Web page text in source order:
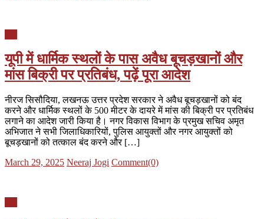
यूपी में धार्मिक स्थलों के पास अवैध बूचड़खानों और
मांस बिक्री पर प्रतिबंध, पढ़ें पूरा आदेश
नीरज सिसौदिया, लखनऊ उत्तर प्रदेश सरकार ने अवैध बूचड़खानों को बंद
करने और धार्मिक स्थलों के 500 मीटर के दायरे में मांस की बिक्री पर प्रतिबंध
लगाने का आदेश जारी किया है। नगर विकास विभाग के प्रमुख सचिव अमृत
अभिजात ने सभी जिलाधिकारियों, पुलिस आयुक्तों और नगर आयुक्तों को
बूचड़खानों को तत्काल बंद करने और […]
Posted
March 29, 2025 Author
Neeraj Jogi Comment(0)